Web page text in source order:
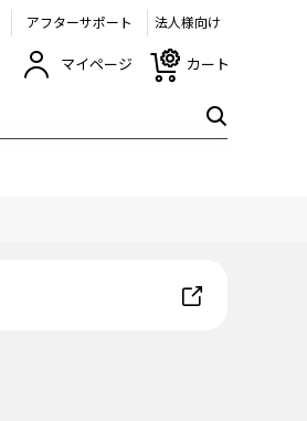
アフターサポート 法人様向け
マイページ カート